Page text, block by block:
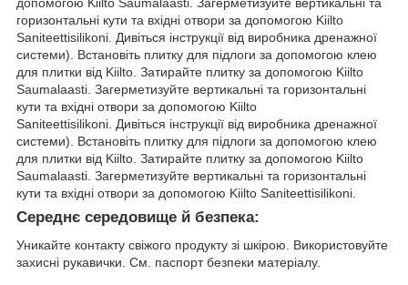
горизонтальні кути та вхідні отвори за допомогою Kiilto
Saniteettisilikoni. Дивіться інструкції від виробника дренажної
системи). Встановіть плитку для підлоги за допомогою клею
для плитки від Kiilto. Затирайте плитку за допомогою Kiilto
Saumalaasti. Загерметизуйте вертикальні та горизонтальні
кути та вхідні отвори за допомогою Kiilto
Saniteettisilikoni. Дивіться інструкції від виробника дренажної
системи). Встановіть плитку для підлоги за допомогою клею
для плитки від Kiilto. Затирайте плитку за допомогою Kiilto
Saumalaasti. Загерметизуйте вертикальні та горизонтальні
кути та вхідні отвори за допомогою Kiilto Saniteettisilikoni.
Середнє середовище й безпека:
Уникайте контакту свіжого продукту зі шкірою. Використовуйте
захисні рукавички. См. паспорт безпеки матеріалу.